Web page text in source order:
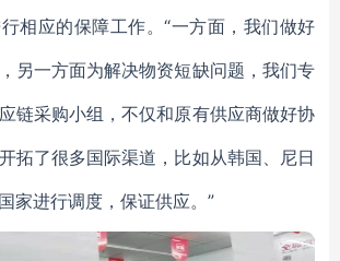
相应的保障工作。“一方面，我们做好
另一方面为解决物资短缺问题，我们专
链采购小组，不仅和原有供应商做好协
拓了很多国际渠道，比如从韩国、尼日
家进行调度，保证供应。”